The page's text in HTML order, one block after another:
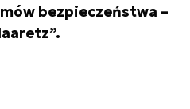
bezpieczeństwa –